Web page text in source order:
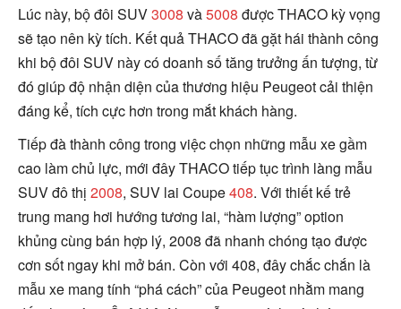
Lúc này, bộ đôi SUV3008 và5008 được THACO kỳ vọng
sẽ tạo nên kỳ tích. Kết quả THACO đã gặt hái thành công
khi bộ đôi SUV này có doanh số tăng trưởng ấn tượng, từ
đó giúp độ nhận diện của thương hiệu Peugeot cải thiện
đáng kể, tích cực hơn trong mắt khách hàng.
Tiếp đà thành công trong việc chọn những mẫu xe gầm
cao làm chủ lực, mới đây THACO tiếp tục trình làng mẫu
SUV đô thị 2008, SUV lai Coupe408. Với thiết kế trẻ
trung mang hơi hướng tương lai, “hàm lượng” option
khủng cùng bán hợp lý, 2008 đã nhanh chóng tạo được
cơn sốt ngay khi mở bán. Còn với 408, đây chắc chắn là
mẫu xe mang tính “phá cách” của Peugeot nhằm mang